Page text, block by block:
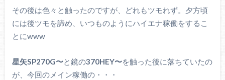
その後は色々と触ったのですが、どれもツモれず。夕方頃
には後ツモを諦め、いつものようにハイエナ稼働をするこ
とにwww
星矢SP270G〜と鏡の370HEY〜を触った後に落ちていたの
が、今回のメイン稼働の・・・